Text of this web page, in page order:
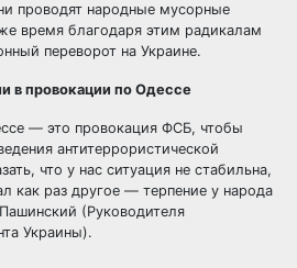
проводят народные мусорные
время благодаря этим радикалам
переворот на Украине.
в провокации по Одессе
— это провокация ФСБ, чтобы
антитеррористической
что у нас ситуация не стабильна,
как раз другое — терпение у народа
(Руководителя
Украины).